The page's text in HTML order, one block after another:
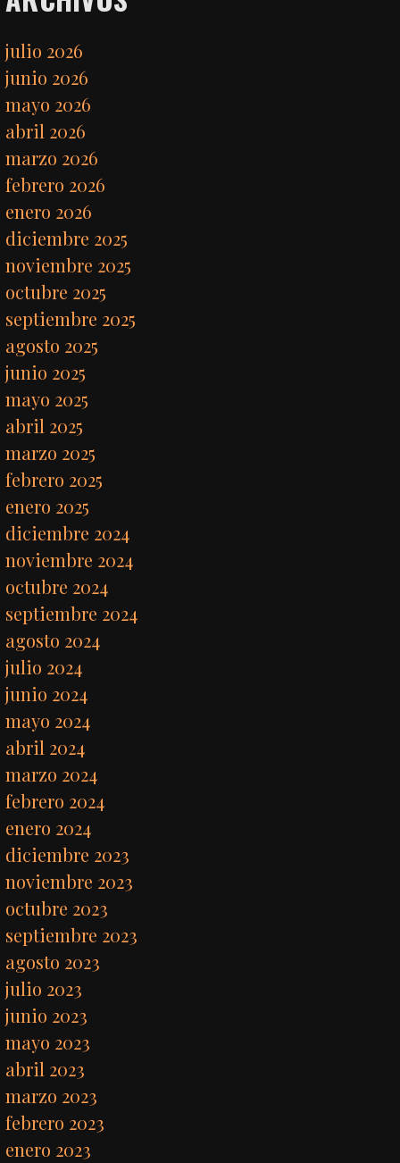
julio 2026
junio 2026
mayo 2026
abril 2026
marzo 2026
febrero 2026
enero 2026
diciembre 2025
noviembre 2025
octubre 2025
septiembre 2025
agosto 2025
junio 2025
mayo 2025
abril 2025
marzo 2025
febrero 2025
enero 2025
diciembre 2024
noviembre 2024
octubre 2024
septiembre 2024
agosto 2024
julio 2024
junio 2024
mayo 2024
abril 2024
marzo 2024
febrero 2024
enero 2024
diciembre 2023
noviembre 2023
octubre 2023
septiembre 2023
agosto 2023
julio 2023
junio 2023
mayo 2023
abril 2023
marzo 2023
febrero 2023
enero 2023